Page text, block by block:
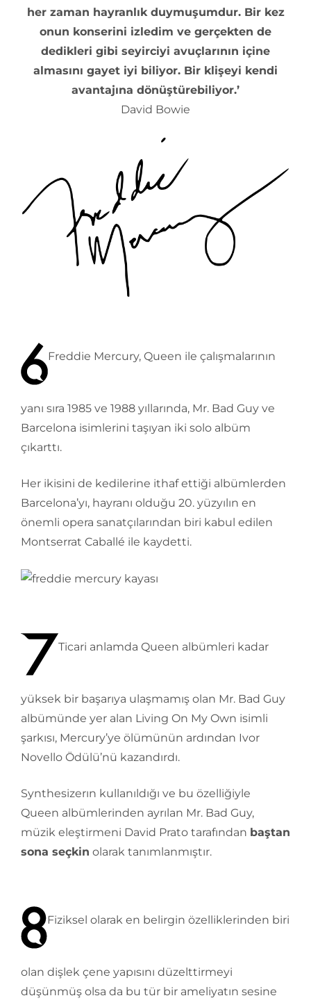
her zaman hayranlık duymuşumdur. Bir kez
onun konserini izledim ve gerçekten de
dedikleri gibi seyirciyi avuçlarının içine
almasını gayet iyi biliyor. Bir klişeyi kendi
avantajına dönüştürebiliyor.’
David Bowie
Freddie Mercury, Queen ile çalışmalarının
yanı sıra 1985 ve 1988 yıllarında, Mr. Bad Guy ve
Barcelona isimlerini taşıyan iki solo albüm
çıkarttı.
Her ikisini de kedilerine ithaf ettiği albümlerden
Barcelona’yı, hayranı olduğu 20. yüzyılın en
önemli opera sanatçılarından biri kabul edilen
Montserrat Caballé ile kaydetti.
Ticari anlamda Queen albümleri kadar
yüksek bir başarıya ulaşmamış olan Mr. Bad Guy
albümünde yer alan Living On My Own isimli
şarkısı, Mercury’ye ölümünün ardından Ivor
Novello Ödülü’nü kazandırdı.
Synthesizerın kullanıldığı ve bu özelliğiyle
Queen albümlerinden ayrılan Mr. Bad Guy,
müzik eleştirmeni David Prato tarafından baştan
sona seçkin olarak tanımlanmıştır.
Fiziksel olarak en belirgin özelliklerinden biri
olan dişlek çene yapısını düzelttirmeyi
düşünmüş olsa da bu tür bir ameliyatın sesine